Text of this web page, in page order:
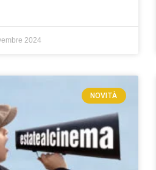
2024
NOVITÀ